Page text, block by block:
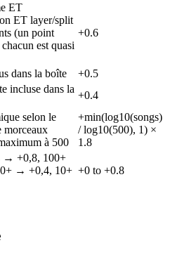
ET
ET layer/split
(un point
est quasi
+0.6
dans la boîte
+0.5
incluse dans la
+0.4
selon le
morceaux
à 500
+min(log10(songs)
/ log10(500), 1) ×
1.8
→ +0,8, 100+
→ +0,4, 10+ +0 to +0.8